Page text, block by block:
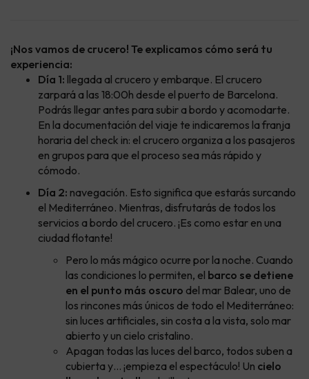
¡Nos vamos de crucero! Te explicamos cómo será tu
experiencia:
Día 1: llegada al crucero y embarque. El crucero
zarpará a las 18:00h desde el puerto de Barcelona.
Podrás llegar antes para subir a bordo y acomodarte.
En la documentación del viaje te indicaremos la franja
horaria del check in: el crucero organiza a los pasajeros
en grupos para que el proceso sea más rápido y
cómodo.
Día 2: navegación. Esto significa que estarás surcando
el Mediterráneo. Mientras, disfrutarás de todos los
servicios a bordo del crucero. ¡Es como estar en una
ciudad flotante!
Pero lo más mágico ocurre por la noche. Cuando
las condiciones lo permiten, el barco se detiene
en el punto más oscuro del mar Balear, uno de
los rincones más únicos de todo el Mediterráneo:
sin luces artificiales, sin costa a la vista, solo mar
abierto y un cielo cristalino.
Apagan todas las luces del barco, todos suben a
cubierta y… ¡empieza el espectáculo! Un cielo